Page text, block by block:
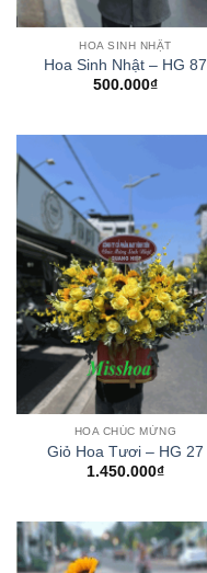
HOA SINH NHẬT
Hoa Sinh Nhật – HG 87
500.000₫
HOA CHÚC MỪNG
Giỏ Hoa Tươi – HG 27
1.450.000₫